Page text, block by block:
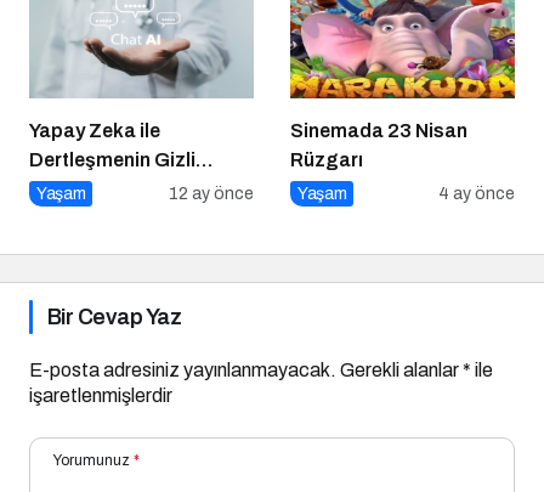
Yapay Zeka ile
Dertleşmenin Gizli
Tehlikeleri
Yaşam 12 ay önce
Sinemada 23 Nisan
Rüzgarı
Yaşam 4 ay önce
Bir Cevap Yaz
E-posta adresiniz yayınlanmayacak. Gerekli alanlar* ile
işaretlenmişlerdir
Yorumunuz *